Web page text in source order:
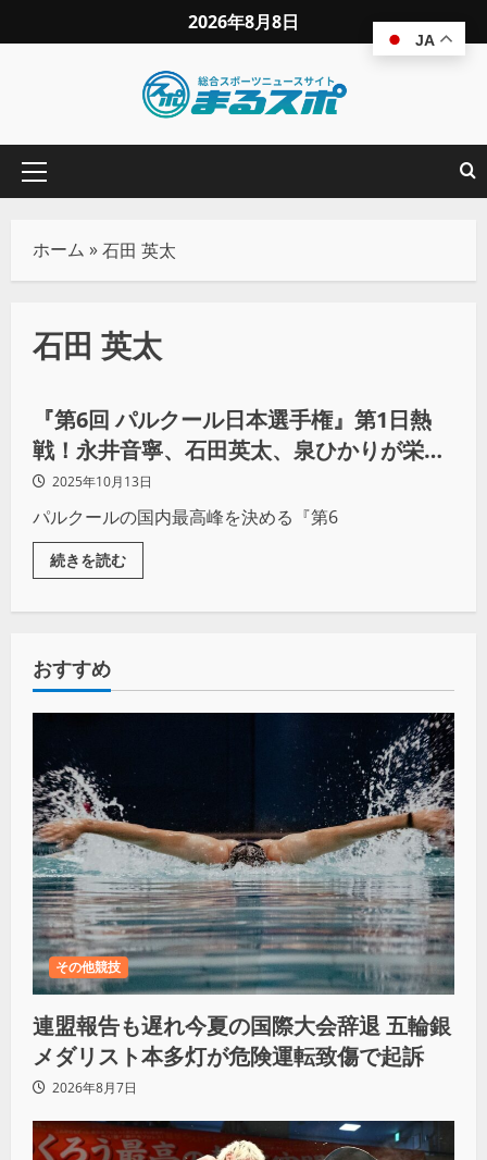
2026年8月8日
ホーム »石田 英太
石田 英太
その他競技
『第6回 パルクール日本選手権』第1日熱
戦！永井音寧、石田英太、泉ひかりが栄冠
獲得2025年10月13日
パルクールの国内最高峰を決める『第6
続きを読む
おすすめ
その他競技
連盟報告も遅れ今夏の国際大会辞退 五輪銀
メダリスト本多灯が危険運転致傷で起訴
2026年8月7日
JA